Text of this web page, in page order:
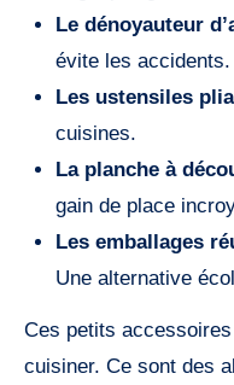
Le dénoyauteur
évite les accidents.
Les ustensiles
cuisines.
La planche à
gain de place
Les emballages
Une alternative
Ces petits
cuisiner. Ce sont des